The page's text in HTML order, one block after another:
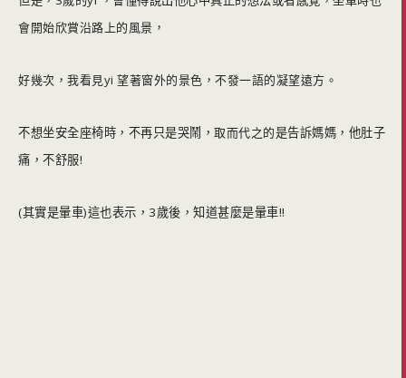
會開始欣賞沿路上的風景，
好幾次，我看見yi 望著窗外的景色，不發一語的凝望遠方。
不想坐安全座椅時，不再只是哭鬧， 取而代之的是告訴媽媽，他肚子
痛，不舒服!
(其實是暈車)這也表示，3歲後，知道甚麼是暈車!!